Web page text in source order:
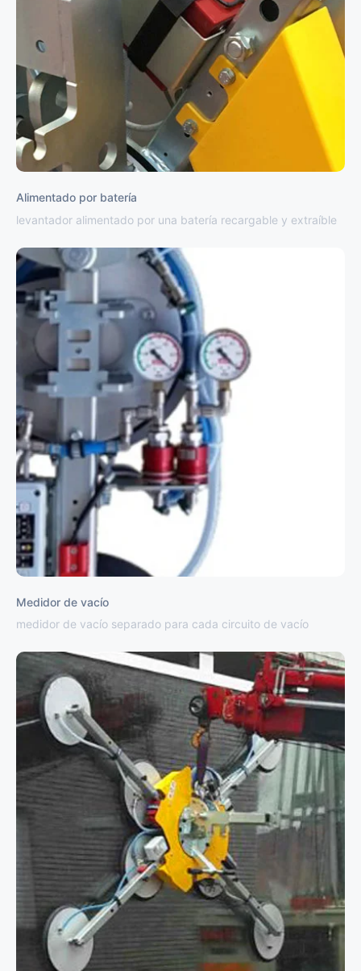
Alimentado por batería
levantador alimentado por una batería recargable y extraíble
Medidor de vacío
medidor de vacío separado para cada circuito de vacío